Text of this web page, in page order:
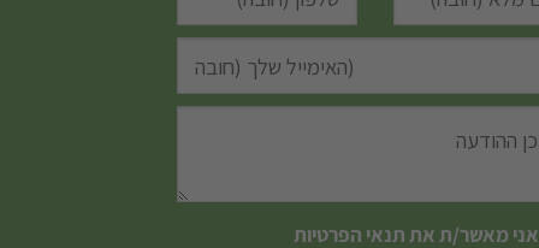
אני מאשר/ת אתתנאי הפרטיות